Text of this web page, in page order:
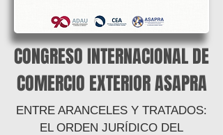
CONGRESO INTERNACIONAL DE
COMERCIO EXTERIOR ASAPRA
ENTRE ARANCELES Y TRATADOS:
EL ORDEN JURÍDICO DEL